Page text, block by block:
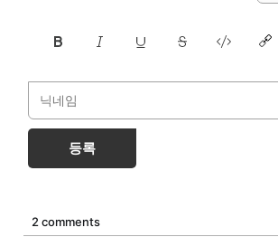
등록
2 comments